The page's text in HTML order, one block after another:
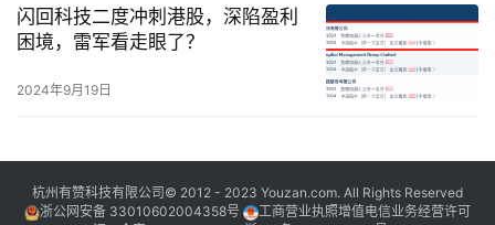
闪回科技二度冲刺港股，深陷盈利
困境，雷军看走眼了？
2024年9月19日
杭州有赞科技有限公司© 2012 - 2023 Youzan.com. All Rights Reserved
浙公网安备 33010602004358号
工商营业执照增值电信业务经营许可